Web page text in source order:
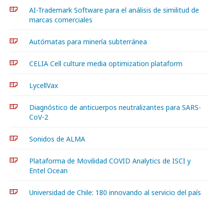
AI-Trademark Software para el análisis de similitud de
marcas comerciales
Autómatas para minería subterránea
CELIA Cell culture media optimization plataform
LycellVax
Diagnóstico de anticuerpos neutralizantes para SARS-
CoV-2
Sonidos de ALMA
Plataforma de Movilidad COVID Analytics de ISCI y
Entel Ocean
Universidad de Chile: 180 innovando al servicio del país